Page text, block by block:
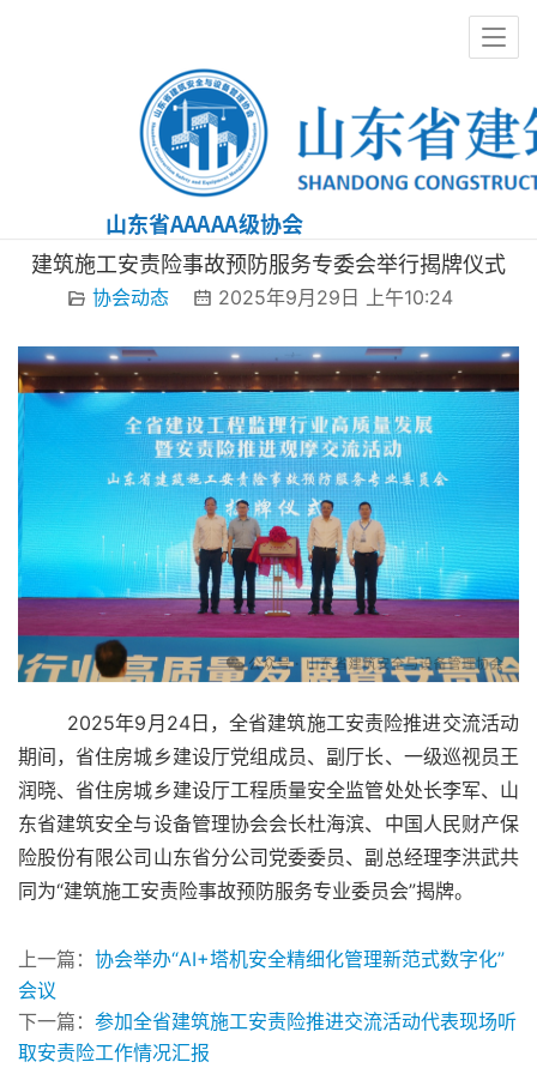
建筑施工安责险事故预防服务专委会举行揭牌仪式
协会动态 2025年9月29日 上午10:24
期间，省住房城乡建设厅党组成员、副厅长、一级巡视员王
润晓、省住房城乡建设厅工程质量安全监管处处长李军、山
东省建筑安全与设备管理协会会长杜海滨、中国人民财产保
险股份有限公司山东省分公司党委委员、副总经理李洪武共
同为“建筑施工安责险事故预防服务专业委员会”揭牌。
上一篇： 协会举办“AI+塔机安全精细化管理新范式数字化”
会议
下一篇： 参加全省建筑施工安责险推进交流活动代表现场听
取安责险工作情况汇报